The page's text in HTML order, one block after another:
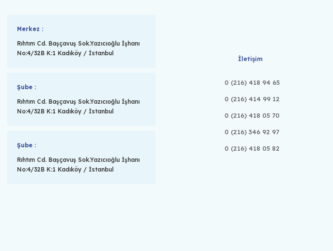
Merkez :
Rıhtım Cd. Başçavuş Sok.Yazıcıoğlu İşhanı
No:4/32B K:1 Kadıköy / İstanbul
Şube :
Rıhtım Cd. Başçavuş Sok.Yazıcıoğlu İşhanı
No:4/32B K:1 Kadıköy / İstanbul
Şube :
Rıhtım Cd. Başçavuş Sok.Yazıcıoğlu İşhanı
No:4/32B K:1 Kadıköy / İstanbul
İletişim
0 (216) 418 94 65
0 (216) 414 99 12
0 (216) 418 05 70
0 (216) 346 92 97
0 (216) 418 05 82